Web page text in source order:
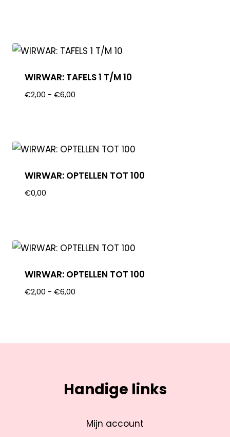
WIRWAR: TAFELS 1 T/M 10
€2,00 - €6,00
WIRWAR: OPTELLEN TOT 100
€0,00
WIRWAR: OPTELLEN TOT 100
€2,00 - €6,00
Handige links
Mijn account